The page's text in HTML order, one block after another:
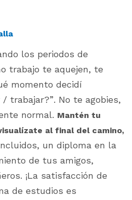
los periodos de
trabajo te aquejen, te
momento decidí
trabajar?”. No te agobies,
normal. Mantén tu
al final del camino,
un diploma en la
de tus amigos,
¡La satisfacción de
de estudios es